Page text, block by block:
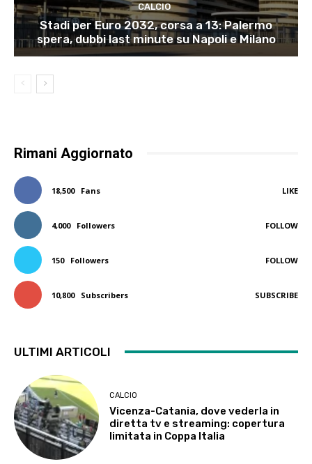
CALCIO
Stadi per Euro 2032, corsa a 13: Palermo
spera, dubbi last minute su Napoli e Milano
Rimani Aggiornato
18,500 Fans LIKE
4,000 Followers FOLLOW
150 Followers FOLLOW
10,800 Subscribers SUBSCRIBE
ULTIMI ARTICOLI
CALCIO
Vicenza-Catania, dove vederla in
diretta tv e streaming: copertura
limitata in Coppa Italia